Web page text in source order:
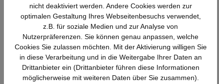
18,21 €*
nicht deaktiviert werden. Andere Cookies werden zur
optimalen Gestaltung Ihres Webseitenbesuchs verwendet,
z.B. für soziale Medien und zur Analyse von
Nutzerpräferenzen. Sie können genau anpassen, welche
Cookies Sie zulassen möchten. Mit der Aktivierung willigen Sie
in diese Verarbeitung und in die Weitergabe Ihrer Daten an
Drittanbieter ein (Drittanbieter führen diese Informationen
möglicherweise mit weiteren Daten über Sie zusammen).